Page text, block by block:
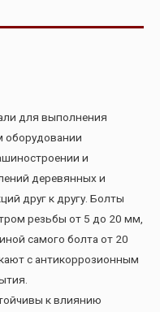
для выполнения
оборудовании
и
деревянных и
друг к другу. Болты
резьбы от 5 до 20 мм,
самого болта от 20
с антикоррозионным
к влиянию